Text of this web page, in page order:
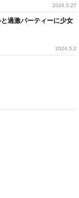
2024.5.27
過激パーティーに少女
2024.5.2